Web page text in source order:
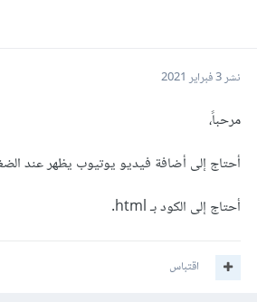
نشر3 فبراير 2021
مرحباً،
أحتاج إلى أضافة فيديو يوتيوب يظهر عند
أحتاج إلى الكود بـ html.
اقتباس